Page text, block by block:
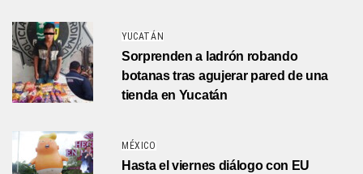
YUCATÁN
Sorprenden a ladrón robando
botanas tras agujerar pared de una
tienda en Yucatán
MÉXICO
Hasta el viernes diálogo con EU